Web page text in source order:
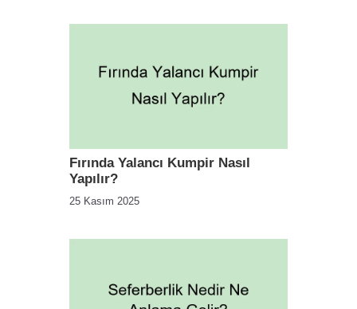
Fırında Yalancı Kumpir Nasıl
Yapılır?
25 Kasım 2025